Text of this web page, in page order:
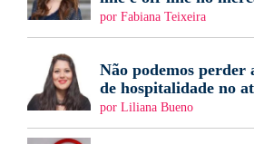
por Fabiana Teixeira
Não podemos perder
de hospitalidade no
por Liliana Bueno